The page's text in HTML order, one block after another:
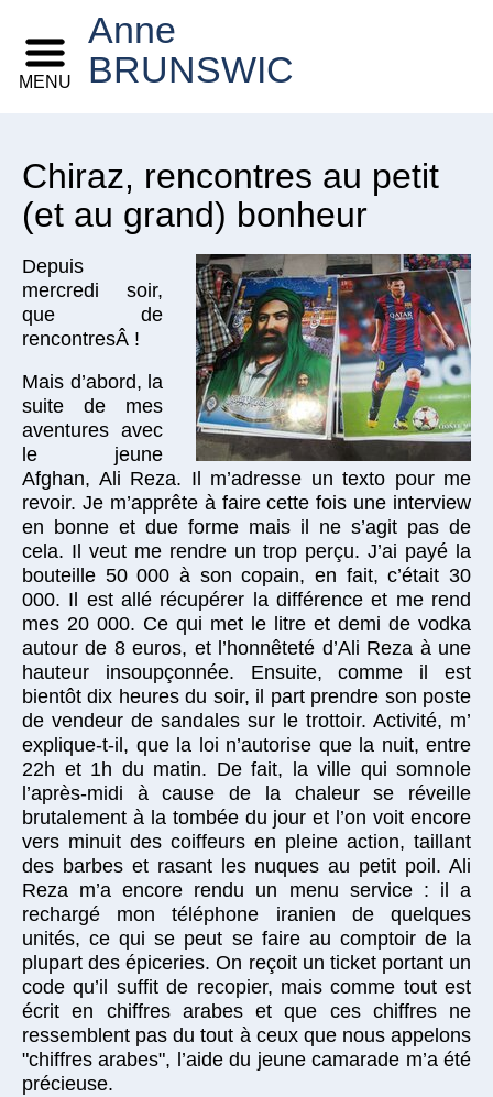
Anne
BRUNSWIC
MENU
Chiraz, rencontres au petit
(et au grand) bonheur
Depuis
mercredi soir,
que de
rencontresÂ !
Mais d’abord, la
suite de mes
aventures avec
le jeune
Afghan, Ali Reza. Il m’adresse un texto pour me
revoir. Je m’apprête à faire cette fois une interview
en bonne et due forme mais il ne s’agit pas de
cela. Il veut me rendre un trop perçu. J’ai payé la
bouteille 50 000 à son copain, en fait, c’était 30
000. Il est allé récupérer la différence et me rend
mes 20 000. Ce qui met le litre et demi de vodka
autour de 8 euros, et l’honnêteté d’Ali Reza à une
hauteur insoupçonnée. Ensuite, comme il est
bientôt dix heures du soir, il part prendre son poste
de vendeur de sandales sur le trottoir. Activité, m’
explique-t-il, que la loi n’autorise que la nuit, entre
22h et 1h du matin. De fait, la ville qui somnole
l’après-midi à cause de la chaleur se réveille
brutalement à la tombée du jour et l’on voit encore
vers minuit des coiffeurs en pleine action, taillant
des barbes et rasant les nuques au petit poil. Ali
Reza m’a encore rendu un menu service : il a
rechargé mon téléphone iranien de quelques
unités, ce qui se peut se faire au comptoir de la
plupart des épiceries. On reçoit un ticket portant un
code qu’il suffit de recopier, mais comme tout est
écrit en chiffres arabes et que ces chiffres ne
ressemblent pas du tout à ceux que nous appelons
"chiffres arabes", l’aide du jeune camarade m’a été
précieuse.